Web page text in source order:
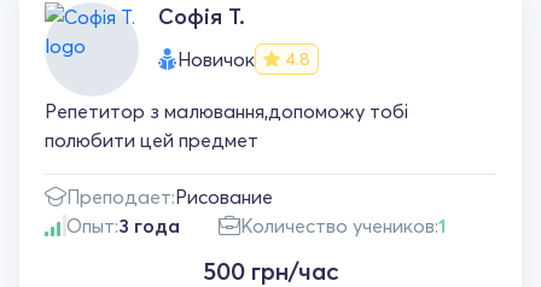
Софія Т.
Новичок 4.8
Репетитор з малювання,допоможу тобі
полюбити цей предмет
Преподает:Рисование
Опыт:3 года Количество учеников:1
500 грн/час